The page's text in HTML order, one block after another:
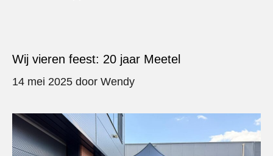
Wij vieren feest: 20 jaar Meetel
14 mei 2025 door Wendy